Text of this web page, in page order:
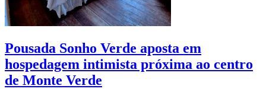
Pousada Sonho Verde aposta em
hospedagem intimista próxima ao centro
de Monte Verde